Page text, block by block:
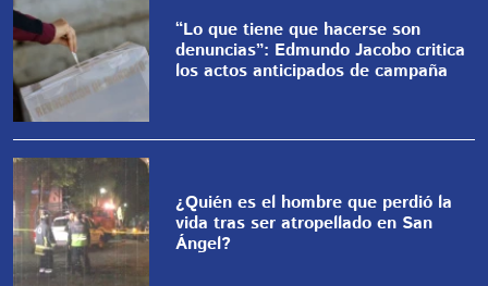
“Lo que tiene que hacerse son
denuncias”: Edmundo Jacobo critica
los actos anticipados de campaña
¿Quién es el hombre que perdió la
vida tras ser atropellado en San
Ángel?